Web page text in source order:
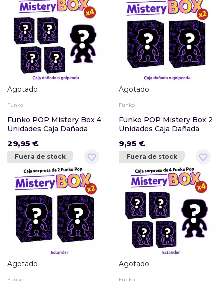
Agotado
Funko
Funko POP Mistery Box 4
Unidades Caja Dañada
29,95 €
Agotado
Funko
Funko POP Mistery Box 2
Unidades Caja Dañada
9,95 €
favorite_border
Fuera de stock
Agotado
Funko
favorite_border
Fuera de stock
Agotado
Funko